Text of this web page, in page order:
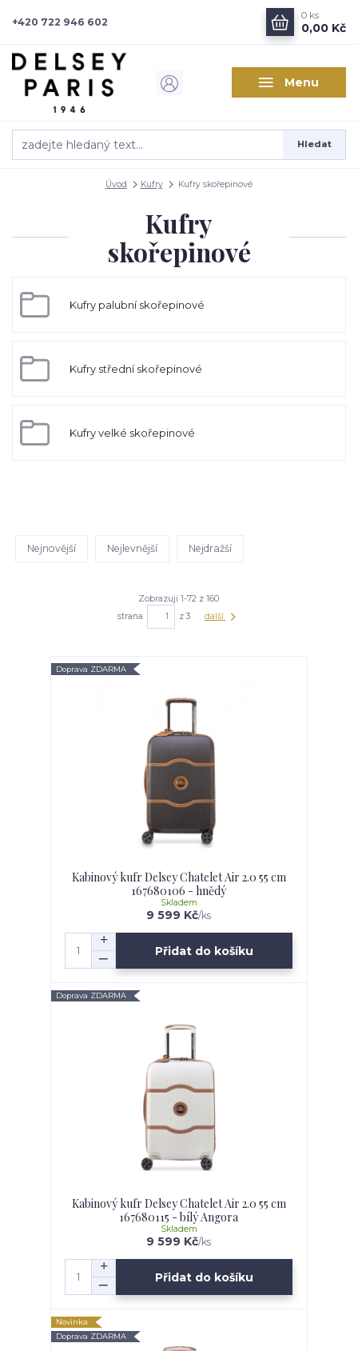
Menu
Hledat
+420 722 946 602
0 ks
0,00 Kč
Úvod Kufry Kufry skořepinové
Kufry
skořepinové
Kufry palubní skořepinové
Kufry střední skořepinové
Kufry velké skořepinové
Nejnovější Nejlevnější Nejdražší
Zobrazuji 1-72 z 160
strana
z 3 další
Doprava ZDARMA
Kabinový kufr Delsey Chatelet Air 2.0 55 cm
167680106 - hnědý
9 599 Kč/ks
Skladem
Přidat do košíku
Doprava ZDARMA
Kabinový kufr Delsey Chatelet Air 2.0 55 cm
167680115 - bílý Angora
9 599 Kč/ks
Skladem
Přidat do košíku
Novinka
Doprava ZDARMA